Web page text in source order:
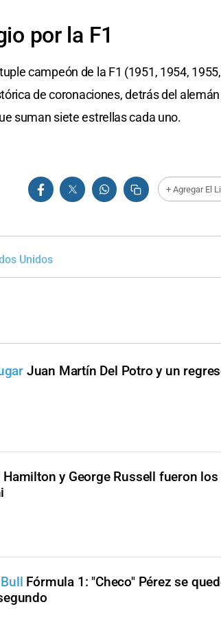
por la F1
campeón de la F1 (1951, 1954,
de coronaciones, detrás del
suman siete estrellas cada uno.
+ Agregar El
Unidos
Juan Martín Del Potro y un
Hamilton y George Russell fueron
Fórmula 1: "Checo" Pérez se